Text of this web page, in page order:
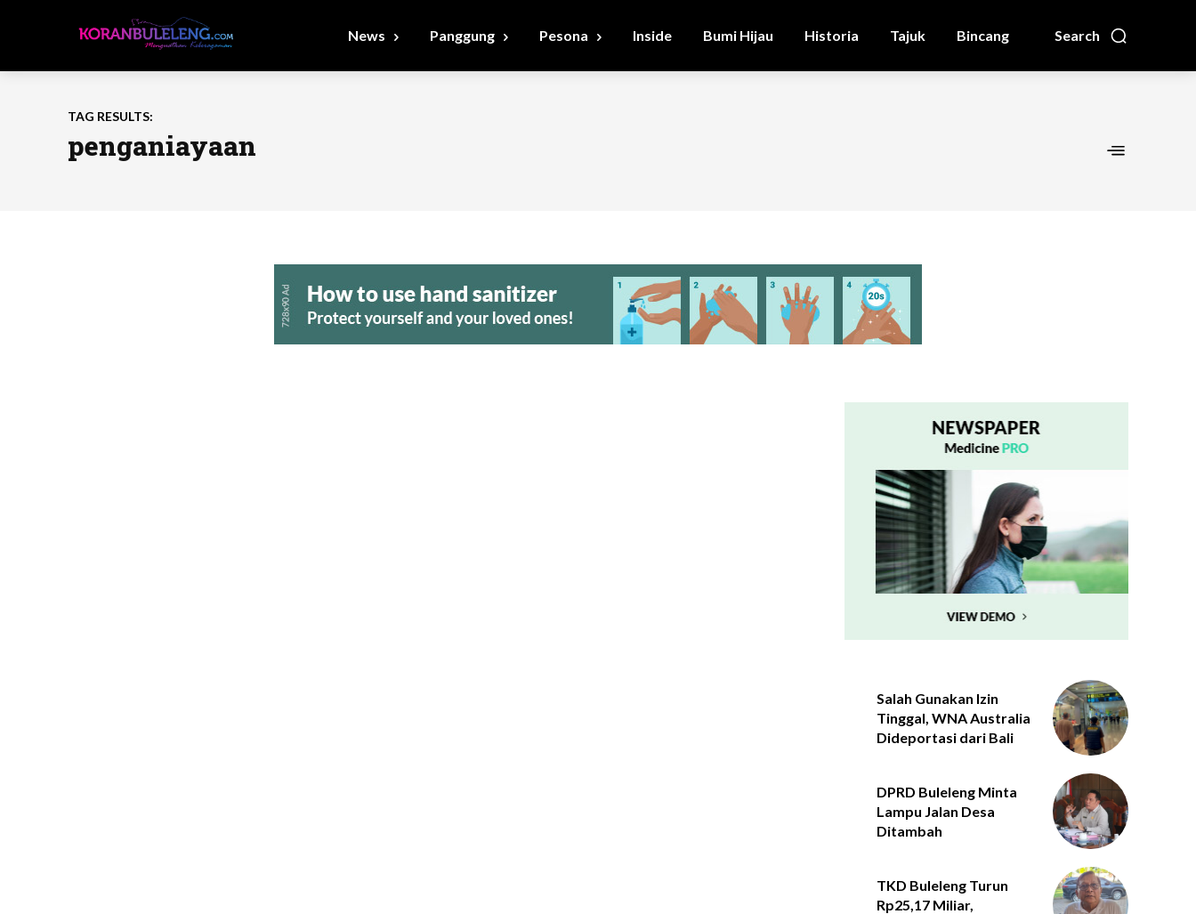
Search
News Panggung Pesona Inside Bumi Hijau Historia Tajuk Bincang
TAG RESULTS:
penganiayaan
Salah Gunakan Izin
Tinggal, WNA Australia
Dideportasi dari Bali
DPRD Buleleng Minta
Lampu Jalan Desa
Ditambah
TKD Buleleng Turun
Rp25,17 Miliar,